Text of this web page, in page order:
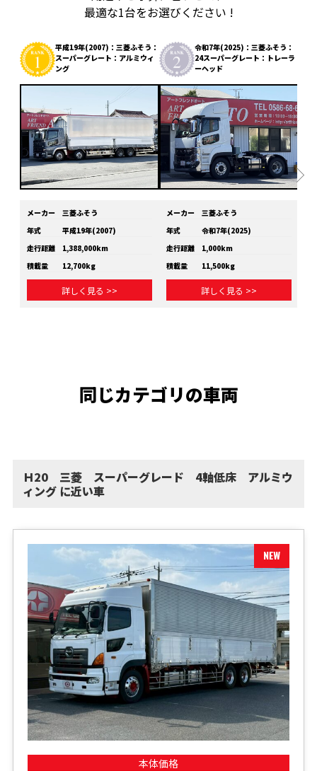
最適な1台をお選びください !
平成19年(2007)：三菱ふそう：
スーパーグレート：アルミウィ
ング
メーカー
三菱ふそう
年式
平成19年(2007)
走行距離
1,388,000km
積載量
12,700kg
詳しく見る >>
令和7年(2025)：三菱ふそう：
24スーパーグレート：トレーラ
ーヘッド
メーカー
三菱ふそう
年式
令和7年(2025)
走行距離
1,000km
積載量
11,500kg
詳しく見る >>
同じカテゴリの車両
Ｈ20 三菱 スーパーグレード 4軸低床 アルミウ
ィング に近い車
本体価格